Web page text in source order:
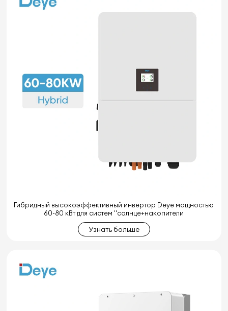
Гибридный высокоэффективный инвертор Deye мощностью
60-80 кВт для систем "солнце+накопители
Узнать больше